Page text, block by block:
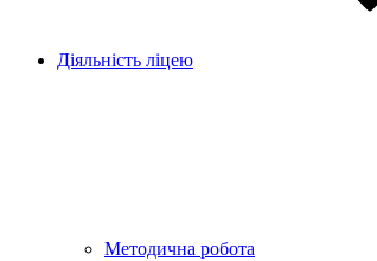
Діяльність ліцею
Методична робота